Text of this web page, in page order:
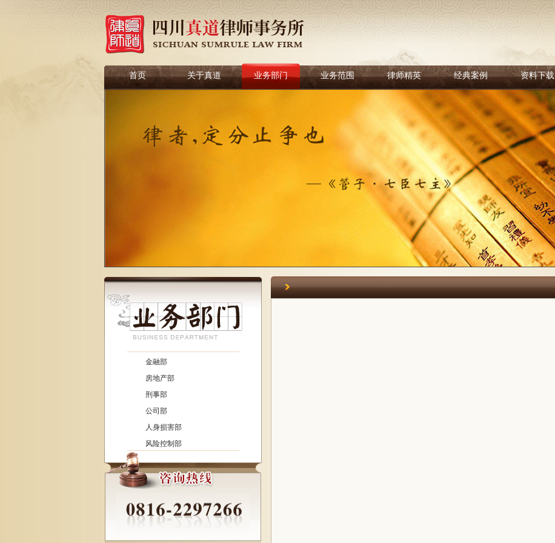
首页 关于真道 业务部门 业务范围 律师精英 经典案例 资料下载
金融部
房地产部
刑事部
公司部
人身损害部
风险控制部